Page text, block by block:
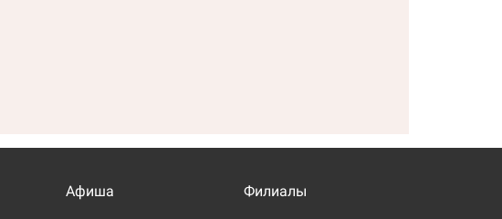
Афиша Филиалы